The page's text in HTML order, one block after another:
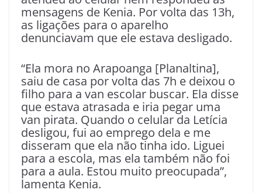
mensagens de Kenia. Por volta das 13h,
as ligações para o aparelho
denunciavam que ele estava desligado.
“Ela mora no Arapoanga [Planaltina],
saiu de casa por volta das 7h e deixou o
filho para a van escolar buscar. Ela disse
que estava atrasada e iria pegar uma
van pirata. Quando o celular da Letícia
desligou, fui ao emprego dela e me
disseram que ela não tinha ido. Liguei
para a escola, mas ela também não foi
para a aula. Estou muito preocupada”,
lamenta Kenia.